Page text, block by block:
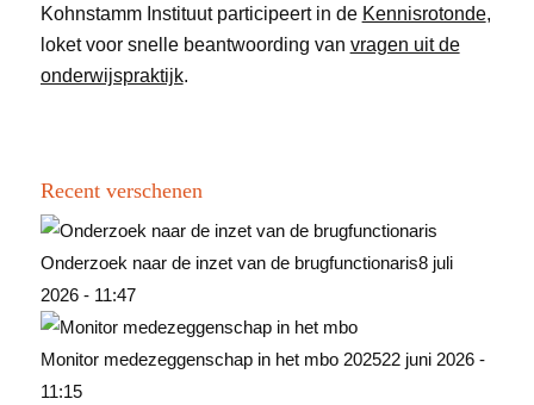
Kohnstamm Instituut participeert in de Kennisrotonde,
loket voor snelle beantwoording van vragen uit de
onderwijspraktijk.
Recent verschenen
Onderzoek naar de inzet van de brugfunctionaris8 juli
2026 - 11:47
Monitor medezeggenschap in het mbo 202522 juni 2026 -
11:15